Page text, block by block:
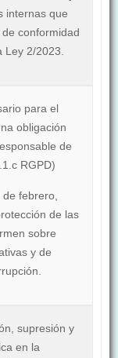
internas que
conformidad
2/2023.
para el
obligación
de
RGPD)
febrero,
de las
sobre
y de
supresión y
en la